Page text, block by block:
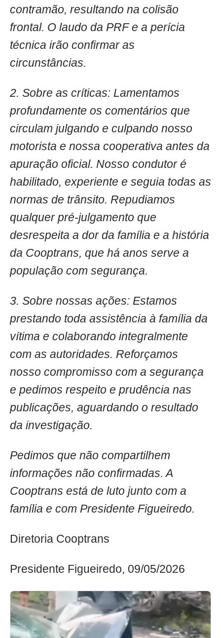
contramão, resultando na colisão
frontal. O laudo da PRF e a perícia
técnica irão confirmar as
circunstâncias.
2. Sobre as críticas: Lamentamos
profundamente os comentários que
circulam julgando e culpando nosso
motorista e nossa cooperativa antes da
apuração oficial. Nosso condutor é
habilitado, experiente e seguia todas as
normas de trânsito. Repudiamos
qualquer pré-julgamento que
desrespeita a dor da família e a história
da Cooptrans, que há anos serve a
população com segurança.
3. Sobre nossas ações: Estamos
prestando toda assistência à família da
vítima e colaborando integralmente
com as autoridades. Reforçamos
nosso compromisso com a segurança
e pedimos respeito e prudência nas
publicações, aguardando o resultado
da investigação.
Pedimos que não compartilhem
informações não confirmadas. A
Cooptrans está de luto junto com a
família e com Presidente Figueiredo.
Diretoria Cooptrans
Presidente Figueiredo, 09/05/2026